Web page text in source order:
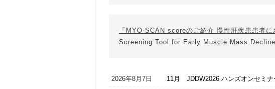
「MYO-SCAN scoreのご紹介 慢性肝疾患患者
Screening Tool for Early Muscle Mass
2026年8月7日 11月 JDDW2026 ハンズオンセミナ